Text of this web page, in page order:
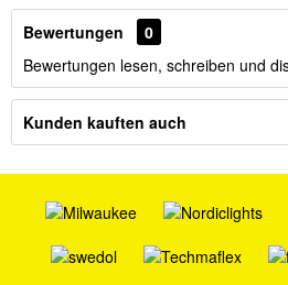
Bewertungen
0
Bewertungen lesen, schreiben und
Kunden kauften auch